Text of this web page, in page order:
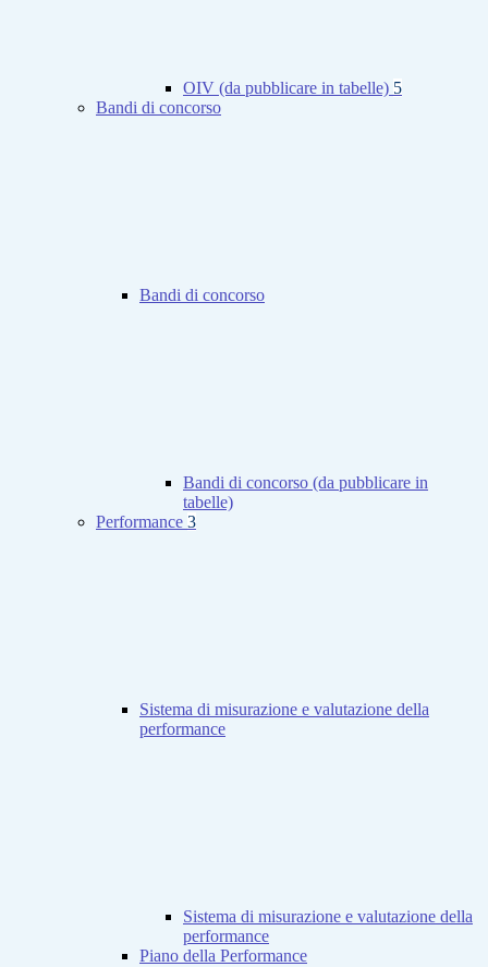
OIV (da pubblicare in tabelle) 5
Bandi di concorso
Bandi di concorso
Bandi di concorso (da pubblicare in
tabelle)
Performance 3
Sistema di misurazione e valutazione della
performance
Sistema di misurazione e valutazione della
performance
Piano della Performance